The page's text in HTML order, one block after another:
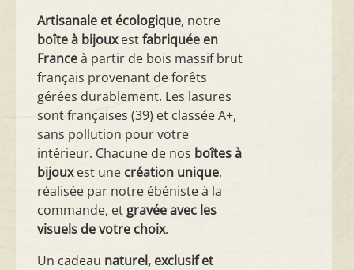
Artisanale et écologique, notre
boîte à bijouxestfabriquée en
Franceà partir de bois massif brut
français provenant de forêts
gérées durablement. Les lasures
sont françaises (39) et classée A+,
sans pollution pour votre
intérieur. Chacune de nos boîtes à
bijouxest une création unique,
réalisée par notre ébéniste à la
commande, et gravée avec les
visuels de votre choix.
Un cadeau naturel, exclusif et